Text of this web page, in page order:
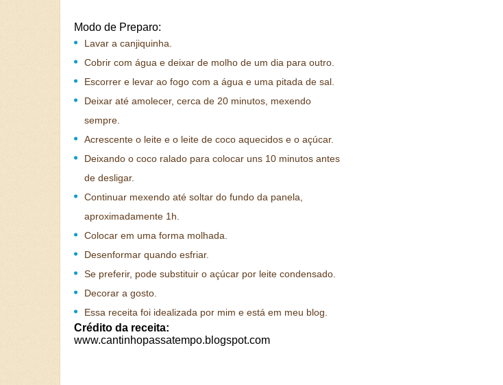
Modo de Preparo:
Lavar a canjiquinha.
Cobrir com água e deixar de molho de um dia para outro.
Escorrer e levar ao fogo com a água e uma pitada de sal.
Deixar até amolecer, cerca de 20 minutos, mexendo
sempre.
Acrescente o leite e o leite de coco aquecidos e o açúcar.
Deixando o coco ralado para colocar uns 10 minutos antes
de desligar.
Continuar mexendo até soltar do fundo da panela,
aproximadamente 1h.
Colocar em uma forma molhada.
Desenformar quando esfriar.
Se preferir, pode substituir o açúcar por leite condensado.
Decorar a gosto.
Essa receita foi idealizada por mim e está em meu blog.
Crédito da receita:
www.cantinhopassatempo.blogspot.com